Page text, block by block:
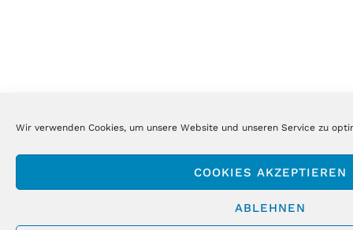
Wir verwenden Cookies, um unsere Website und unseren Service zu
COOKIES AKZEPTIEREN
ABLEHNEN